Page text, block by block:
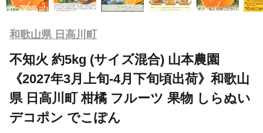
和歌山県 日高川町
不知火 約5kg (サイズ混合) 山本農園
《2027年3月上旬-4月下旬頃出荷》和歌山
県 日高川町 柑橘 フルーツ 果物 しらぬい
デコポン でこぽん